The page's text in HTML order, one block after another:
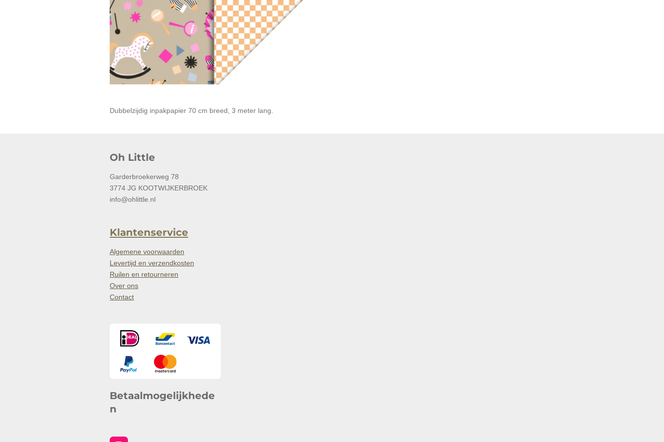
Dubbelzijdig inpakpapier 70 cm breed, 3 meter lang.
Oh Little
Garderbroekerweg 78
3774 JG KOOTWIJKERBROEK
info@ohlittle.nl
Klantenservice
Algemene voorwaarden
Levertijd en verzendkosten
Ruilen en retourneren
Over ons
Contact
Betaalmogelijkhede
n